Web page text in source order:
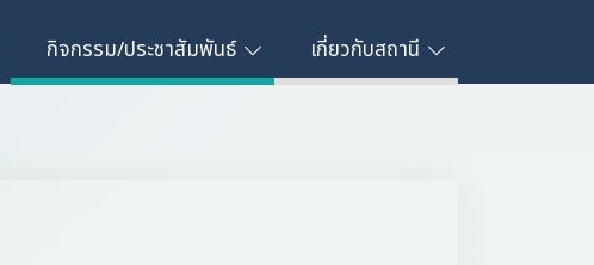
กิจกรรม/ประชาสัมพันธ์ เกี่ยวกับสถานี